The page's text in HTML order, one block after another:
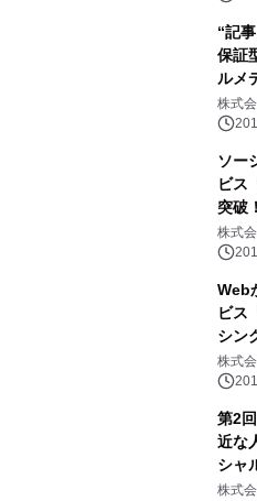
“記
保証
ルメ
カム
開始
株式
ソー
ビス
突破！
株式
Web
ビス
シン
と提
サー
株式
第2
近な
シャ
日」
株式